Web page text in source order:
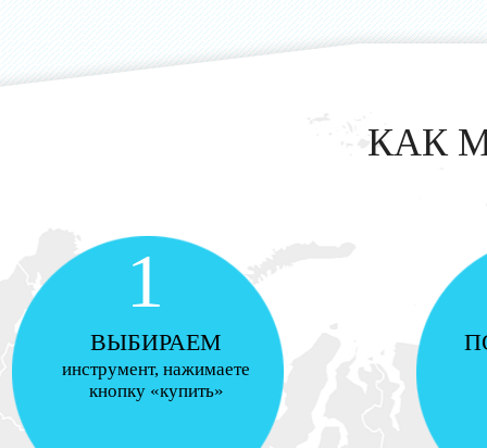
КАК
1
ВЫБИРАЕМ
инструмент, нажимаете
кнопку «купить»